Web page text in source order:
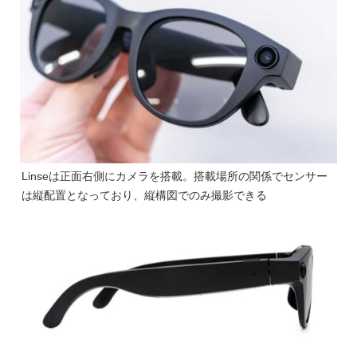
Linseは正面右側にカメラを搭載。搭載場所の関係でセンサー
は縦配置となっており、縦構図でのみ撮影できる